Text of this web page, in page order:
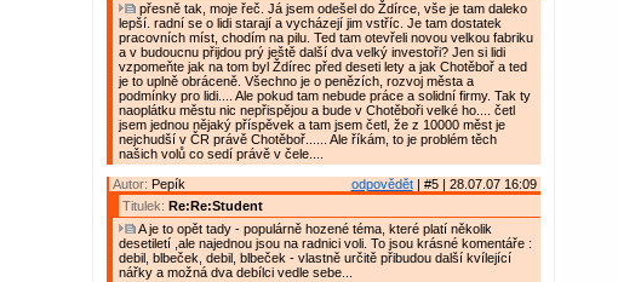
přesně tak, moje řeč. Já jsem odešel do Ždírce, vše je tam daleko
lepší. radní se o lidi starají a vycházejí jim vstříc. Je tam dostatek
pracovních míst, chodím na pilu. Ted tam otevřeli novou velkou fabriku
a v budoucnu přijdou prý ještě další dva velký investoři? Jen si lidi
vzpomeňte jak na tom byl Ždírec před deseti lety a jak Chotěboř a ted
je to uplně obráceně. Všechno je o penězích, rozvoj města a
podmínky pro lidi.... Ale pokud tam nebude práce a solidní firmy. Tak ty
naoplátku městu nic nepřispějou a bude v Chotěboři velké ho.... četl
jsem jednou nějaký příspěvek a tam jsem četl, že z 10000 měst je
nejchudší v ČR právě Chotěboř...... Ale říkám, to je problém těch
našich volů co sedí právě v čele....
odpovědět| #5 | 28.07.07 16:09
Autor: Pepík
Titulek: Re:Re:Student
A je to opět tady - populárně hozené téma, které platí několik
desetiletí ,ale najednou jsou na radnici voli. To jsou krásné komentáře :
debil, blbeček, debil, blbeček - vlastně určitě přibudou další kvílející
nářky a možná dva debílci vedle sebe...